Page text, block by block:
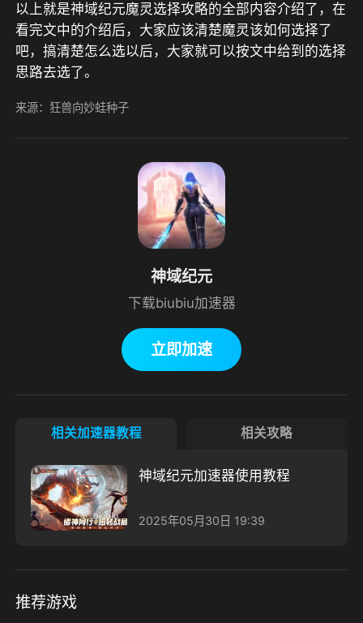
以上就是神域纪元魔灵选择攻略的全部内容介绍了，在
看完文中的介绍后，大家应该清楚魔灵该如何选择了
吧，搞清楚怎么选以后，大家就可以按文中给到的选择
思路去选了。
来源：狂兽向妙蛙种子
神域纪元
下载biubiu加速器
立即加速
相关加速器教程 相关攻略
神域纪元加速器使用教程
2025年05月30日 19:39
推荐游戏